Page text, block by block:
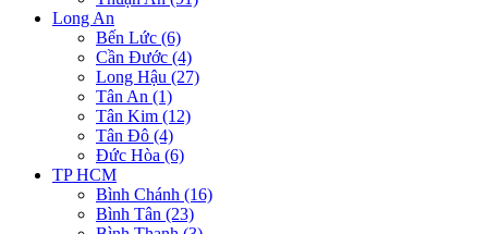
Long An
Bến Lức (6)
Cần Đước (4)
Long Hậu (27)
Tân An (1)
Tân Kim (12)
Tân Đô (4)
Đức Hòa (6)
TP HCM
Bình Chánh (16)
Bình Tân (23)